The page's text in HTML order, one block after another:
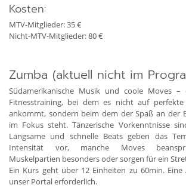
Kosten:
MTV-Mitglieder: 35 €
Nicht-MTV-Mitglieder: 80 €
Zumba (aktuell nicht im
Südamerikanische Musik und coole Moves –
Fitnesstraining, bei dem es nicht auf perfekte
ankommt, sondern beim dem der Spaß an der
im Fokus steht. Tänzerische Vorkenntnisse
Langsame und schnelle Beats geben das
Intensität vor, manche Moves
Muskelpartien besonders oder sorgen für ein
Ein Kurs geht über 12 Einheiten zu 60min.
unser Portal erforderlich.